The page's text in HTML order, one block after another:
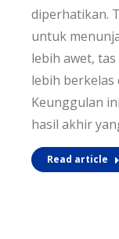
diperhatikan.
untuk
lebih awet,
lebih berkelas
Keunggulan
hasil akhir
Read article